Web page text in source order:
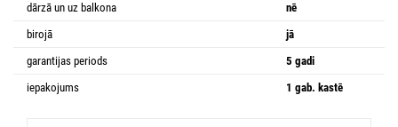
dārzā un uz balkona
nē
birojā
jā
garantijas periods
5 gadi
iepakojums
1 gab. kastē